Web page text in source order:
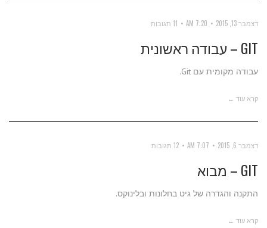
דצמבר 13, 2015 7:20 AM 11 תגובות
GIT – עבודה ראשונית
עבודה מקומית עם Git.
קרא עוד ←
דצמבר 6, 2015 7:07 AM 12 תגובות
GIT – מבוא
התקנה והגדרה של גיט בחלונות ובלינוקס.
קרא עוד ←